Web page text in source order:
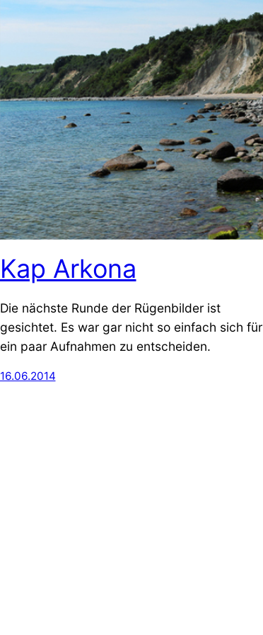
Kap Arkona
Die nächste Runde der Rügenbilder ist
gesichtet. Es war gar nicht so einfach sich für
ein paar Aufnahmen zu entscheiden.
16.06.2014